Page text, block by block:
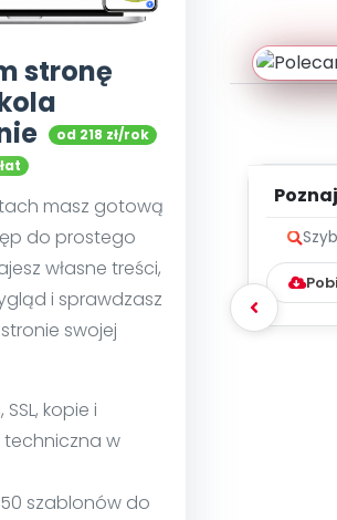
stronę
od 218 zł/rok
masz gotową
do prostego
własne treści,
i sprawdzasz
swojej
kopie i
w
szablonów do